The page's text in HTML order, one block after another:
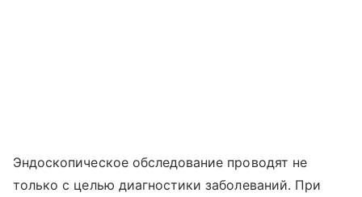
Эндоскопическое обследование проводят не
только с целью диагностики заболеваний. При